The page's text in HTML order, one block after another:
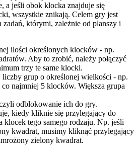
a jeśli obok klocka znajduje się
wszystkie znikają. Celem gry jest
którymi, zależnie od planszy i
ilości określonych klocków - np.
Aby to zrobić, należy połączyć
trzy te same klocki.
grup o określonej wielkości - np.
najmniej 5 klocków. Większa grupa
odblokowanie ich do gry.
kiedy kliknie się przylegający do
klocek tego samego rodzaju. Np. jeśli
kwadrat, musimy kliknąć przylegający
zielony kwadrat.